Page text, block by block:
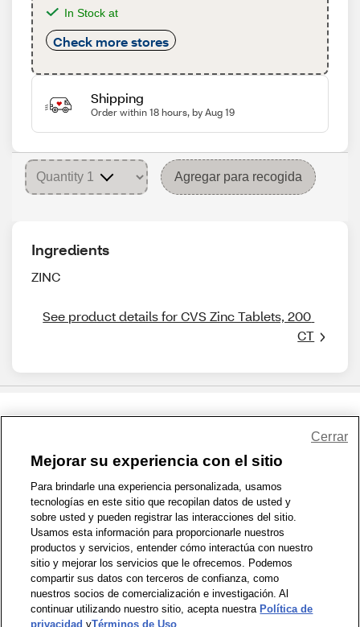
In Stock at
Check more stores
Shipping
Order within 18 hours, by Aug 19
Agregar para recogida
Ingredients
ZINC
See product details for CVS Zinc Tablets, 200
CT
1-800-679-9691 | Contáctenos | Términos de Uso | Accesibilidad
Política de Privacidad | WA Privacy Policy | Mapa del sitio
Zona de Bienestar | © 1999 - 2026 CVS.com
Mejorar su experiencia con el sitio
Para brindarle una experiencia personalizada, usamos
tecnologías en este sitio que recopilan datos de usted y
sobre usted y pueden registrar las interacciones del sitio.
Usamos esta información para proporcionarle nuestros
productos y servicios, entender cómo interactúa con nuestro
sitio y mejorar los servicios que le ofrecemos. Podemos
compartir sus datos con terceros de confianza, como
nuestros socios de comercialización e investigación. Al
continuar utilizando nuestro sitio, acepta nuestra Política de
privacidad yTérminos de Uso
Cerrar